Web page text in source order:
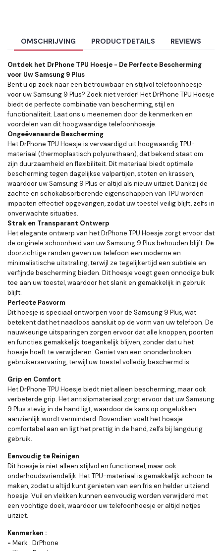
OMSCHRIJVING PRODUCTDETAILS REVIEWS
Ontdek het DrPhone TPU Hoesje - De Perfecte Bescherming
voor Uw Samsung 9 Plus
Bent u op zoek naar een betrouwbaar en stijlvol telefoonhoesje
voor uw Samsung 9 Plus? Zoek niet verder! Het DrPhone TPU Hoesje
biedt de perfecte combinatie van bescherming, stijl en
functionaliteit. Laat ons u meenemen door de kenmerken en
voordelen van dit hoogwaardige telefoonhoesje.
Ongeëvenaarde Bescherming
Het DrPhone TPU Hoesje is vervaardigd uit hoogwaardig TPU-
materiaal (thermoplastisch polyurethaan), dat bekend staat om
zijn duurzaamheid en flexibiliteit. Dit materiaal biedt optimale
bescherming tegen dagelijkse valpartijen, stoten en krassen,
waardoor uw Samsung 9 Plus er altijd als nieuw uitziet. Dankzij de
zachte en schokabsorberende eigenschappen van TPU worden
impacten effectief opgevangen, zodat uw toestel veilig blijft, zelfs in
onverwachte situaties.
Strak en Transparant Ontwerp
Het elegante ontwerp van het DrPhone TPU Hoesje zorgt ervoor dat
de originele schoonheid van uw Samsung 9 Plus behouden blijft. De
doorzichtige randen geven uw telefoon een moderne en
minimalistische uitstraling, terwijl ze tegelijkertijd een subtiele en
verfijnde bescherming bieden. Dit hoesje voegt geen onnodige bulk
toe aan uw toestel, waardoor het slank en gemakkelijk in gebruik
blijft.
Perfecte Pasvorm
Dit hoesje is speciaal ontworpen voor de Samsung 9 Plus, wat
betekent dat het naadloos aansluit op de vorm van uw telefoon. De
nauwkeurige uitsparingen zorgen ervoor dat alle knoppen, poorten
en functies gemakkelijk toegankelijk blijven, zonder dat u het
hoesje hoeft te verwijderen. Geniet van een ononderbroken
gebruikerservaring, terwijl uw toestel volledig beschermd is.
Grip en Comfort
Het DrPhone TPU Hoesje biedt niet alleen bescherming, maar ook
verbeterde grip. Het antislipmateriaal zorgt ervoor dat uw Samsung
9 Plus stevig in de hand ligt, waardoor de kans op ongelukken
aanzienlijk wordt verminderd. Bovendien voelt het hoesje
comfortabel aan en ligt het prettig in de hand, zelfs bij langdurig
gebruik.
Eenvoudig te Reinigen
Dit hoesje is niet alleen stijlvol en functioneel, maar ook
onderhoudsvriendelijk. Het TPU-materiaal is gemakkelijk schoon te
maken, zodat u altijd kunt genieten van een fris en helder uitziend
hoesje. Vuil en vlekken kunnen eenvoudig worden verwijderd met
een vochtige doek, waardoor uw telefoonhoesje er altijd netjes
uitziet.
Kenmerken :
- Merk : DrPhone